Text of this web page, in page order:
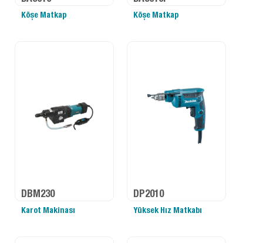
Köşe Matkap Köşe Matkap
DBM230
Karot Makinası
DP2010
Yüksek Hız Matkabı